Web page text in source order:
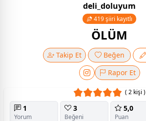
deli_doluyum
419 şiiri kayıtlı
ÖLÜM
Takip Et Beğen
Rapor Et
( 2 kişi )
1
Yorum
3
Beğeni
5,0
Puan